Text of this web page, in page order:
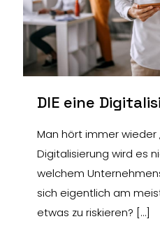
DIE eine
Man hört immer wieder
Digitalisierung wird es
welchem
sich eigentlich am
etwas zu riskieren? […]